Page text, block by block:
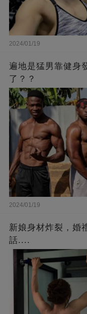
2024/01/19
遍地是猛男靠健身
了？？
2024/01/19
新娘身材炸裂，婚
話....